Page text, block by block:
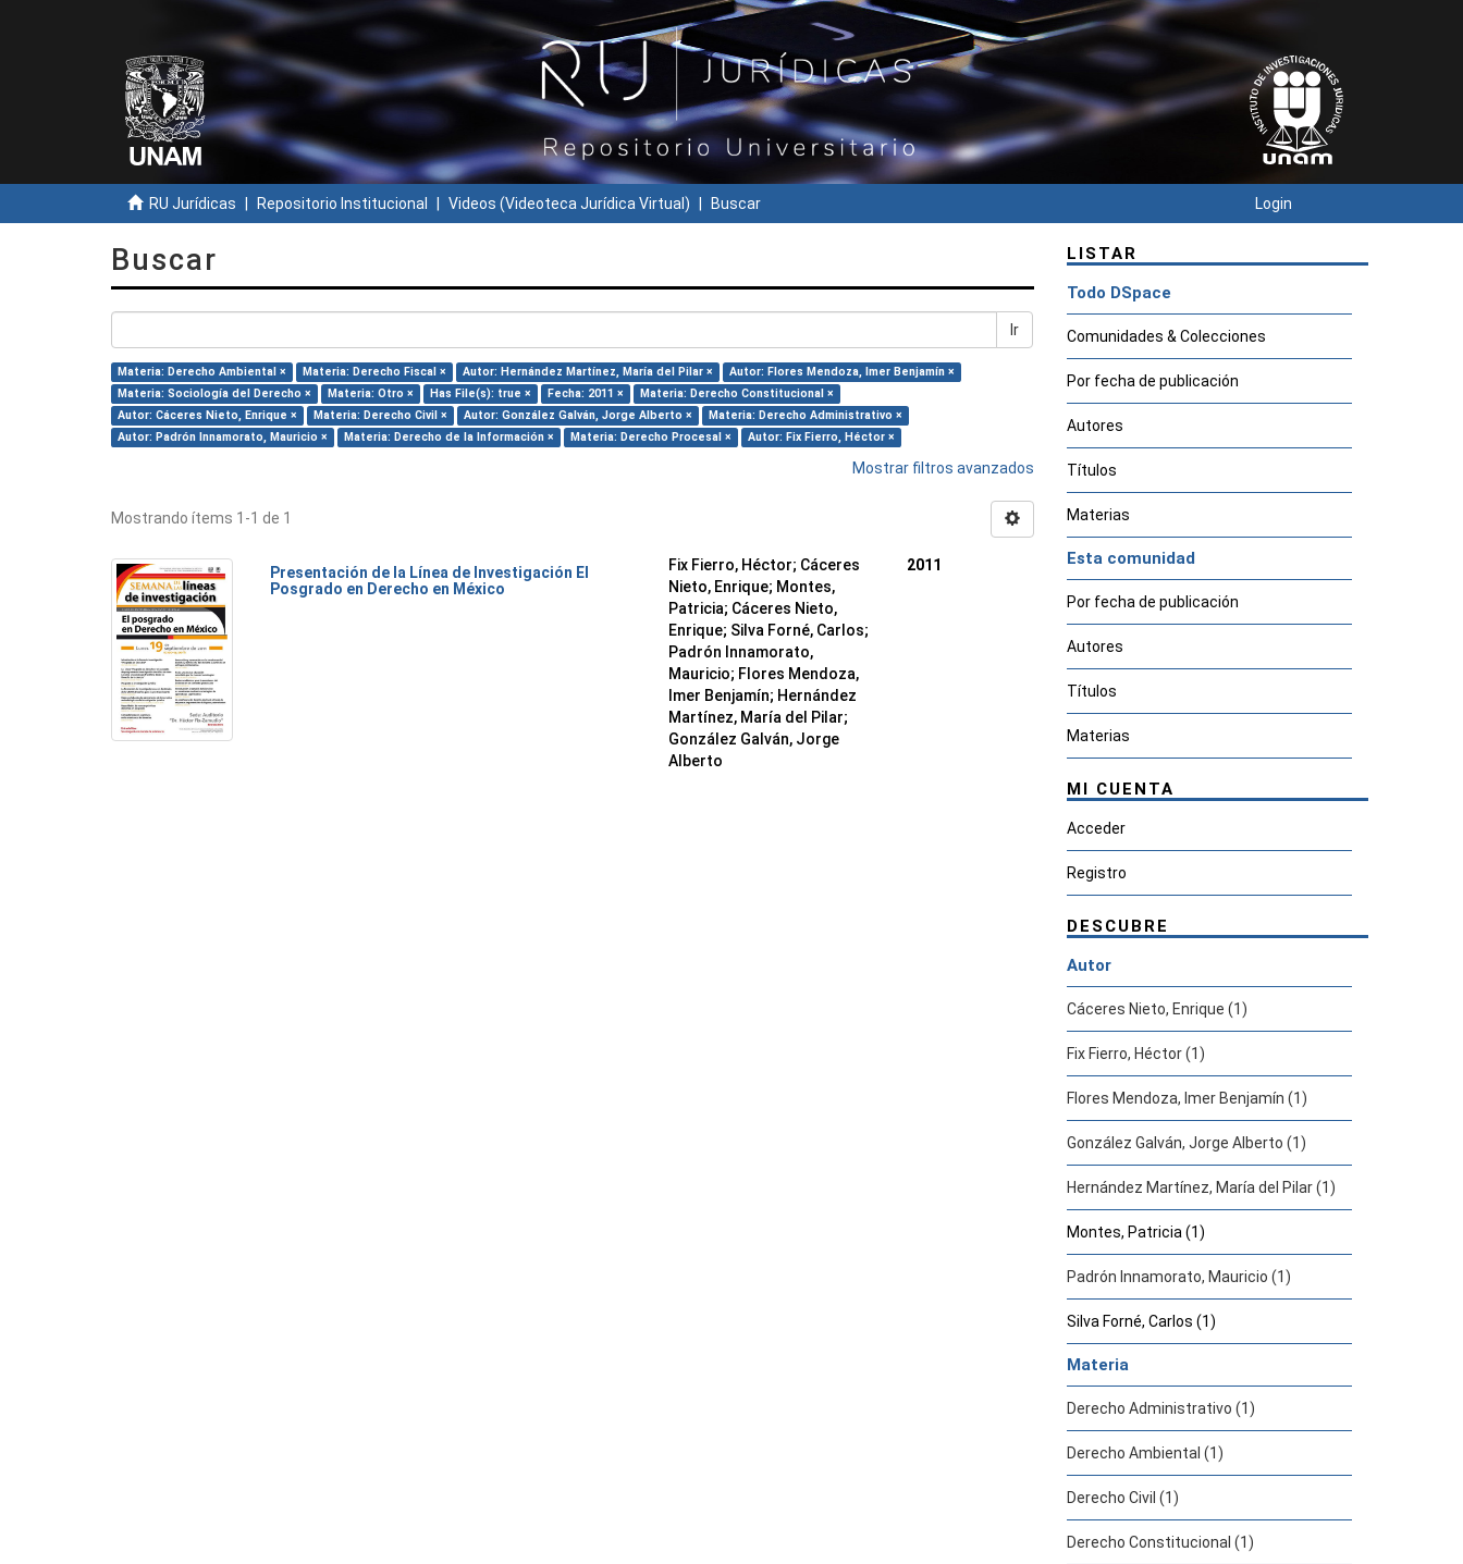
RU Jurídicas Repositorio Institucional Videos (Videoteca Jurídica Virtual) Buscar Login
Buscar
Ir
Materia: Derecho Ambiental × Materia: Derecho Fiscal × Autor: Hernández Martínez, María del Pilar ×
Autor: Flores Mendoza, Imer Benjamín ×
Materia: Sociología del Derecho ×
Materia: Otro × Has File(s): true × Fecha: 2011 ×
Materia: Derecho Constitucional ×
Autor: Cáceres Nieto, Enrique ×
Materia: Derecho Civil × Autor: González Galván, Jorge Alberto ×
Materia: Derecho Administrativo ×
Autor: Padrón Innamorato, Mauricio ×
Materia: Derecho de la Información × Materia: Derecho Procesal × Autor: Fix Fierro, Héctor ×
Mostrar filtros avanzados
Mostrando ítems 1-1 de 1
Presentación de la Línea de Investigación El
Posgrado en Derecho en México
Fix Fierro, Héctor; Cáceres
Nieto, Enrique; Montes,
Patricia; Cáceres Nieto,
Enrique; Silva Forné, Carlos;
Padrón Innamorato,
Mauricio; Flores Mendoza,
Imer Benjamín; Hernández
Martínez, María del Pilar;
González Galván, Jorge
Alberto
2011
LISTAR
Todo DSpace
Comunidades & Colecciones
Por fecha de publicación
Autores
Títulos
Materias
Esta comunidad
Por fecha de publicación
Autores
Títulos
Materias
MI CUENTA
Acceder
Registro
DESCUBRE
Autor
Cáceres Nieto, Enrique (1)
Fix Fierro, Héctor (1)
Flores Mendoza, Imer Benjamín (1)
González Galván, Jorge Alberto (1)
Hernández Martínez, María del Pilar (1)
Montes, Patricia (1)
Padrón Innamorato, Mauricio (1)
Silva Forné, Carlos (1)
Materia
Derecho Administrativo (1)
Derecho Ambiental (1)
Derecho Civil (1)
Derecho Constitucional (1)